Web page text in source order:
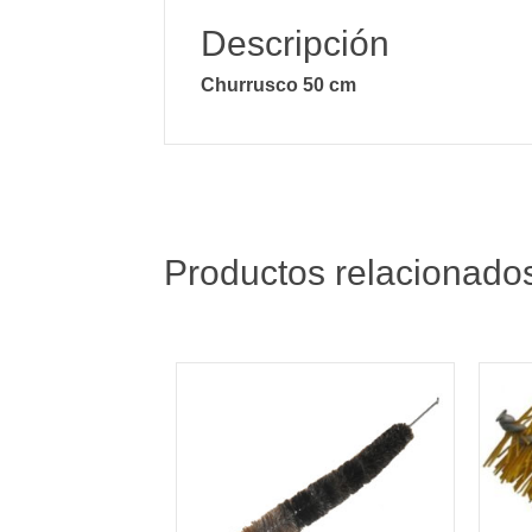
Descripción
Churrusco 50 cm
Productos